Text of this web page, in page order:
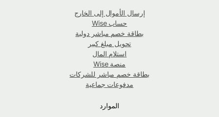
إرسال الأموال إلى الخارج
حساب Wise
بطاقة خصم مباشر دولية
تحويل مبلغ كبير
استلام المال
منصة Wise
بطاقة خصم مباشر للشركات
مدفوعات جماعية
الموارد